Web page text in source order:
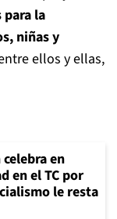
para la
niñas y
ellos y ellas,
en
en el TC por
le resta